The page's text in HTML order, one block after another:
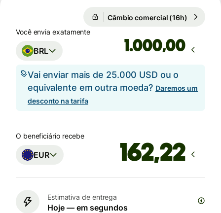
Câmbio comercial (16h)
Você envia exatamente
BRL ,00
Vai enviar mais de 25.000 USD ou o
equivalente em outra moeda? Daremos um
desconto na tarifa
O beneficiário recebe
EUR
Estimativa de entrega
Hoje — em segundos